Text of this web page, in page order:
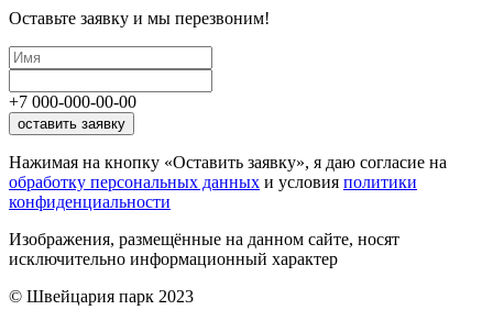
Оставьте заявку и мы перезвоним!
+7 000-000-00-00
оставить заявку
Нажимая на кнопку «Оставить заявку», я даю согласие на
обработку персональных данных и условия политики
конфиденциальности
Изображения, размещённые на данном сайте, носят
исключительно информационный характер
© Швейцария парк 2023